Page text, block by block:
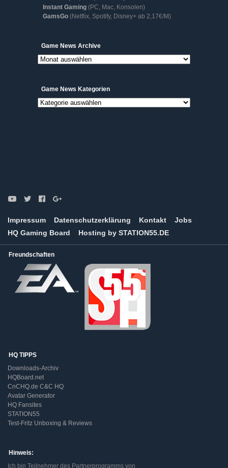
Instant Gaming (PC, Mac, Konsolen)
GamsGo (Netflix, Spotify, Disney+ ab 2,17€/M)
Game News ArchiveGame
News
Archive
Game News Kategorien
Game
Impressum Datenschutzerklärung Kontakt
Jobs
HQ Gaming Board
Hosting by STATION55.DE
Freundschaften
HQ TIPPS
Downloads-Archiv
HQBoard.net
CnCHQ.de C&C HQ
Avatar Generator
HQ Fansites
STATION55
Test-Fritz Unboxing & Reviews
Hinweis:
Ich bin Teilnehmer des Partnerprogramms von